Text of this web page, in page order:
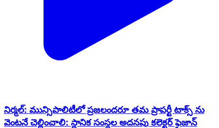
నిర్మల్: మున్సిపాలిటీలో ప్రజలందరూ తమ ప్రాపర్టీ టాక్స్ ను
వెంటనే చెల్లించాలి: స్థానిక సంస్థల అదనపు కలెక్టర్ ఫైజాన్